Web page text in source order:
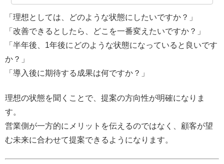
「理想としては、どのような状態にしたいですか？」
「改善できるとしたら、どこを一番変えたいですか？」
「半年後、1年後にどのような状態になっていると良いです
か？」
「導入後に期待する成果は何ですか？」
理想の状態を聞くことで、提案の方向性が明確になりま
す。
営業側が一方的にメリットを伝えるのではなく、顧客が望
む未来に合わせて提案できるようになります。